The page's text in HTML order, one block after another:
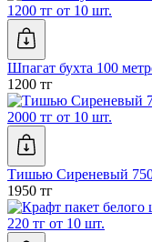
1200 тг от 10 шт.
Шпагат бухта 100
1200 тг
2000 тг от 10 шт.
Тишью Сиреневый
1950 тг
220 тг от 10 шт.